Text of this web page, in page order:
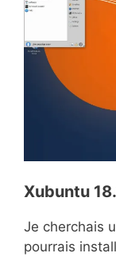
Xubuntu
Je cherchais
pourrais